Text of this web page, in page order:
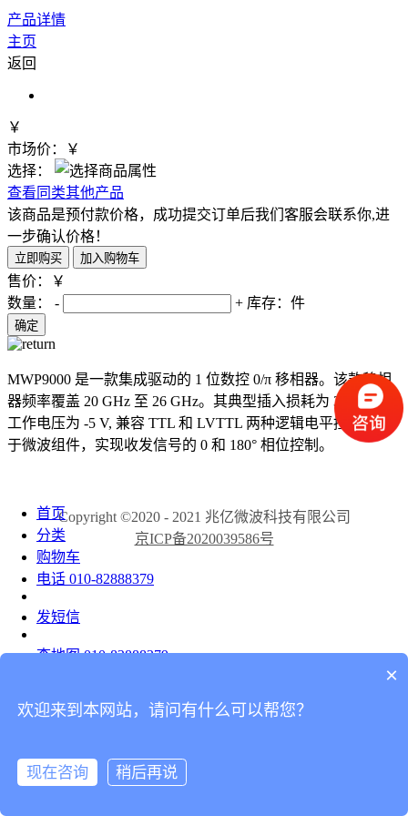
产品详情
主页
返回
￥
市场价：￥
选择：
查看同类其他产品
该商品是预付款价格，成功提交订单后我们客服会联系你,进
一步确认价格！
售价：￥
数量：
- + 库存： 件
MWP9000 是一款集成驱动的 1 位数控 0/π 移相器。该款移相
器频率覆盖 20 GHz 至 26 GHz。其典型插入损耗为 3.2 dB，
工作电压为 -5 V, 兼容 TTL 和 LVTTL 两种逻辑电平控制，用
于微波组件，实现收发信号的 0 和 180° 相位控制。
Copyright ©2020 - 2021 兆亿微波科技有限公司
京ICP备2020039586号
首页
分类
购物车
电话 010-82888379
发短信
查地图 010-82888379
分享
×
欢迎来到本网站，请问有什么可以帮您？
现在咨询 稍后再说